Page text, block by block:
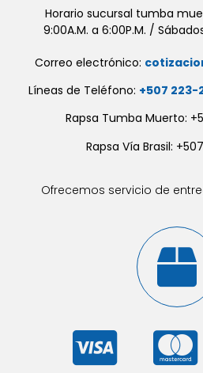
Horario sucursal tumba
9:00A.M. a 6:00P.M. /
Correo electrónico:
Líneas de Teléfono: +507 223-
Rapsa Tumba Muerto:
Rapsa Vía Brasil:
Ofrecemos servicio de